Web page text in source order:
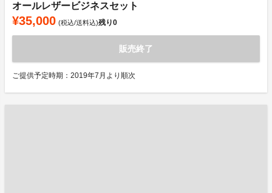
オールレザービジネスセット
¥35,000 (税込/送料込)残り0
販売終了
ご提供予定時期：2019年7月より順次